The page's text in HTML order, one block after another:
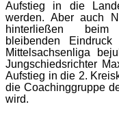
Aufstieg in die
werden. Aber auch
hinterließen beim
bleibenden
Mittelsachsenliga
Jungschiedsrichter
Aufstieg in die 2.
die Coachinggruppe
wird.